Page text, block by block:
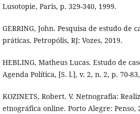
Lusotopie, Paris, p. 329-340, 1999.
GERRING, John. Pesquisa de estudo de
práticas. Petropólis, RJ: Vozes, 2019.
HEBLING, Matheus Lucas. Estudo de
Agenda Política, [S. l.], v. 2, n. 2, p. 70-
KOZINETS, Robert. V. Netnografia:
etnográfica online. Porto Alegre: Penso,